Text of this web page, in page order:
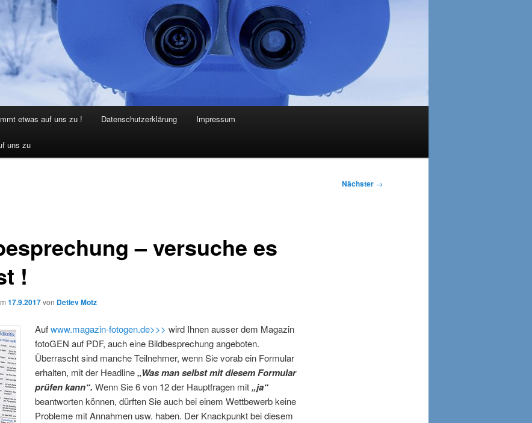
etwas auf uns zu ! Datenschutzerklärung Impressum
uns zu
Nächster →
– versuche es
!
17.9.2017von Detlev Motz
Aufwww.magazin-fotogen.de>>> wird Ihnen ausser dem Magazin
fotoGEN auf PDF, auch eine Bildbesprechung angeboten.
Überrascht sind manche Teilnehmer, wenn Sie vorab ein Formular
erhalten, mit der Headline„Was man selbst mit diesem Formular
prüfen kann“. Wenn Sie 6 von 12 der Hauptfragen mit„ja“
beantworten können, dürften Sie auch bei einem Wettbewerb keine
Probleme mit Annahmen usw. haben. Der Knackpunkt bei diesem